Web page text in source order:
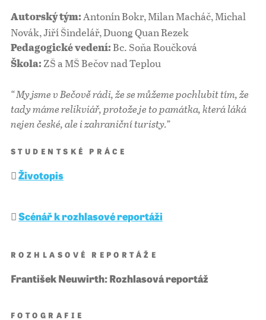
Autorský tým: Antonín Bokr, Milan Macháč, Michal
Novák, Jiří Šindelář, Duong Quan Rezek
Pedagogické vedení: Bc. Soňa Roučková
Škola: ZŠ a MŠ Bečov nad Teplou
“ My jsme v Bečově rádi, že se můžeme pochlubit tím, že
tady máme relikviář, protože je to památka, která láká
nejen české, ale i zahraniční turisty.”
STUDENTSKÉ PRÁCE
Životopis
Scénář k rozhlasové reportáži
ROZHLASOVÉ REPORTÁŽE
František Neuwirth: Rozhlasová reportáž
FOTOGRAFIE